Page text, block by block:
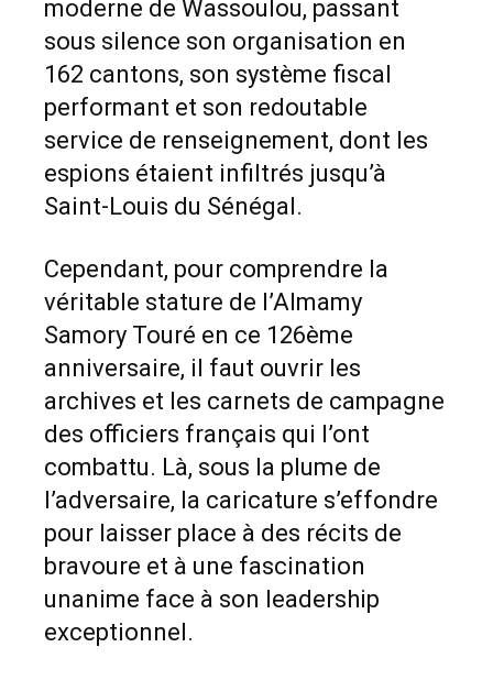
moderne de Wassoulou, passant
sous silence son organisation en
162 cantons, son système fiscal
performant et son redoutable
service de renseignement, dont les
espions étaient infiltrés jusqu’à
Saint-Louis du Sénégal.
Cependant, pour comprendre la
véritable stature de l’Almamy
Samory Touré en ce 126ème
anniversaire, il faut ouvrir les
archives et les carnets de campagne
des officiers français qui l’ont
combattu. Là, sous la plume de
l’adversaire, la caricature s’effondre
pour laisser place à des récits de
bravoure et à une fascination
unanime face à son leadership
exceptionnel.